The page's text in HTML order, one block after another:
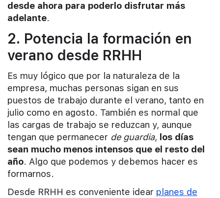
desde ahora para poderlo disfrutar más
adelante.
2. Potencia la formación en
verano desde RRHH
Es muy lógico que por la naturaleza de la
empresa, muchas personas sigan en sus
puestos de trabajo durante el verano, tanto en
julio como en agosto. También es normal que
las cargas de trabajo se reduzcan y, aunque
tengan que permanecer de guardia, los días
sean mucho menos intensos que el resto del
año. Algo que podemos y debemos hacer es
formarnos.
Desde RRHH es conveniente idear planes de